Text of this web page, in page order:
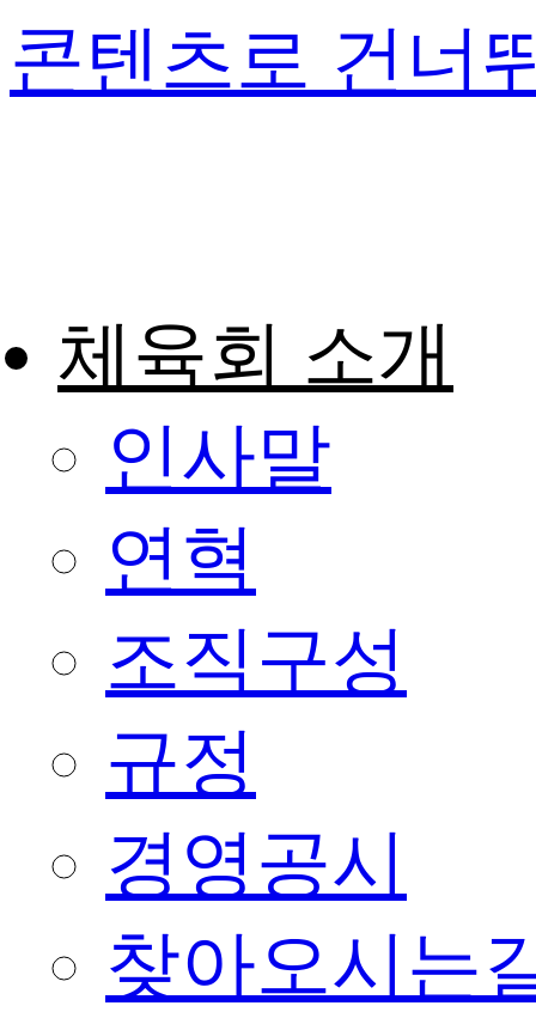
콘텐츠로 건너
체육회 소개
인사말
연혁
조직구성
규정
경영공시
찾아오시는